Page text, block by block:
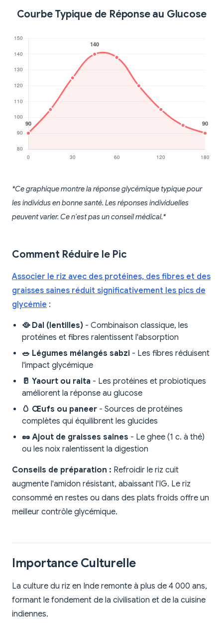
Courbe Typique de Réponse au Glucose
*Ce graphique montre la réponse glycémique typique pour
les individus en bonne santé. Les réponses individuelles
peuvent varier. Ce n'est pas un conseil médical.*
Comment Réduire le Pic
Associer le riz avec des protéines, des fibres et des
graisses saines réduit significativement les pics de
glycémie :
🥘 Dal (lentilles) - Combinaison classique, les
protéines et fibres ralentissent l'absorption
🥗 Légumes mélangés sabzi - Les fibres réduisent
l'impact glycémique
🥛 Yaourt ou raita - Les protéines et probiotiques
améliorent la réponse au glucose
🥚 Œufs ou paneer - Sources de protéines
complètes qui équilibrent les glucides
🥜 Ajout de graisses saines - Le ghee (1 c. à thé)
ou les noix ralentissent la digestion
Conseils de préparation : Refroidir le riz cuit
augmente l'amidon résistant, abaissant l'IG. Le riz
consommé en restes ou dans des plats froids offre un
meilleur contrôle glycémique.
Importance Culturelle
La culture du riz en Inde remonte à plus de 4 000 ans,
formant le fondement de la civilisation et de la cuisine
indiennes.